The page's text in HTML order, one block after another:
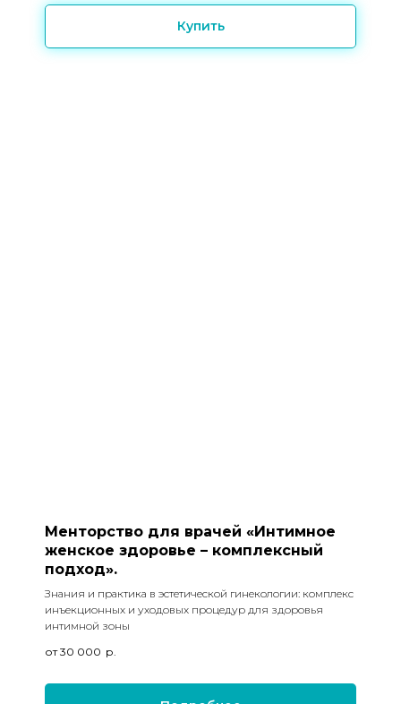
Купить
Менторство для врачей «Интимное
женское здоровье – комплексный
подход».
Знания и практика в эстетической гинекологии: комплекс
инъекционных и уходовых процедур для здоровья
интимной зоны
от 30 000 р.